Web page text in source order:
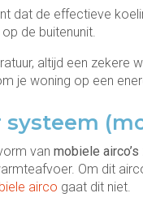
dat de effectieve
de buitenunit.
altijd een zekere
je woning op een
systeem
van mobiele airco’s
Om dit
airco gaat dit niet.